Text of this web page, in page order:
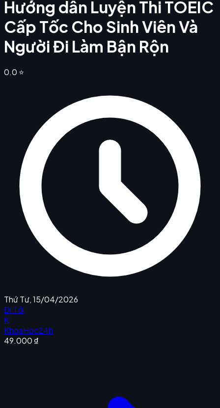
Hướng dẫn Luyện Thi TOEIC
Cấp Tốc Cho Sinh Viên Và
Người Đi Làm Bận Rộn
0.0 ⭐
Thứ Tư, 15/04/2026
Đi Tới
K
KhoaHoc24h
49.000 ₫